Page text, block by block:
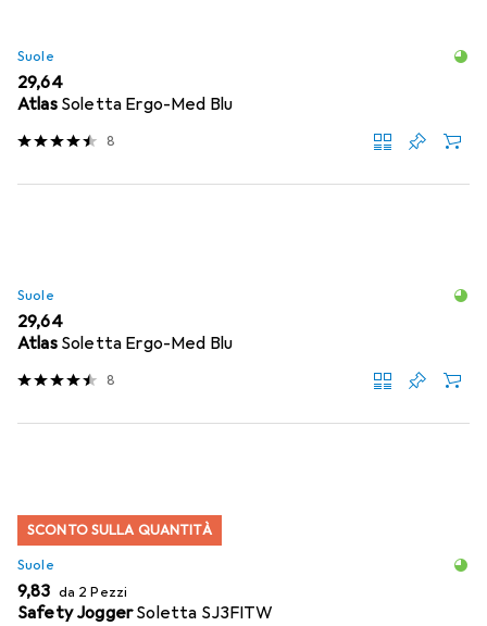
Suole
EUR
29,64
Atlas Soletta Ergo-Med Blu
8
Suole
EUR
29,64
Atlas Soletta Ergo-Med Blu
8
SCONTO SULLA QUANTITÀ
Suole
EUR
9,83 da 2 Pezzi
Safety JoggerSoletta SJ3FITW